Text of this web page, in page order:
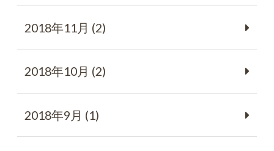
2018年11月 (2)
2018年10月 (2)
2018年9月 (1)